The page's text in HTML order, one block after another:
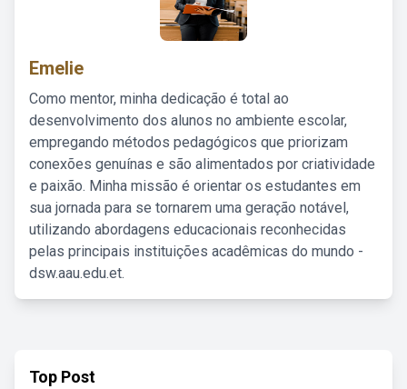
Emelie
Como mentor, minha dedicação é total ao
desenvolvimento dos alunos no ambiente escolar,
empregando métodos pedagógicos que priorizam
conexões genuínas e são alimentados por criatividade
e paixão. Minha missão é orientar os estudantes em
sua jornada para se tornarem uma geração notável,
utilizando abordagens educacionais reconhecidas
pelas principais instituições acadêmicas do mundo -
dsw.aau.edu.et.
Top Post